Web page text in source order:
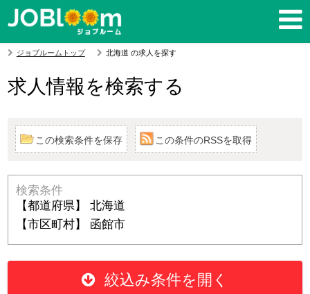
ジョブルームトップ 北海道 の求人を探す
求人情報を検索する
この検索条件を保存 この条件のRSSを取得
検索条件
【都道府県】 北海道
【市区町村】 函館市
絞込み条件を開く